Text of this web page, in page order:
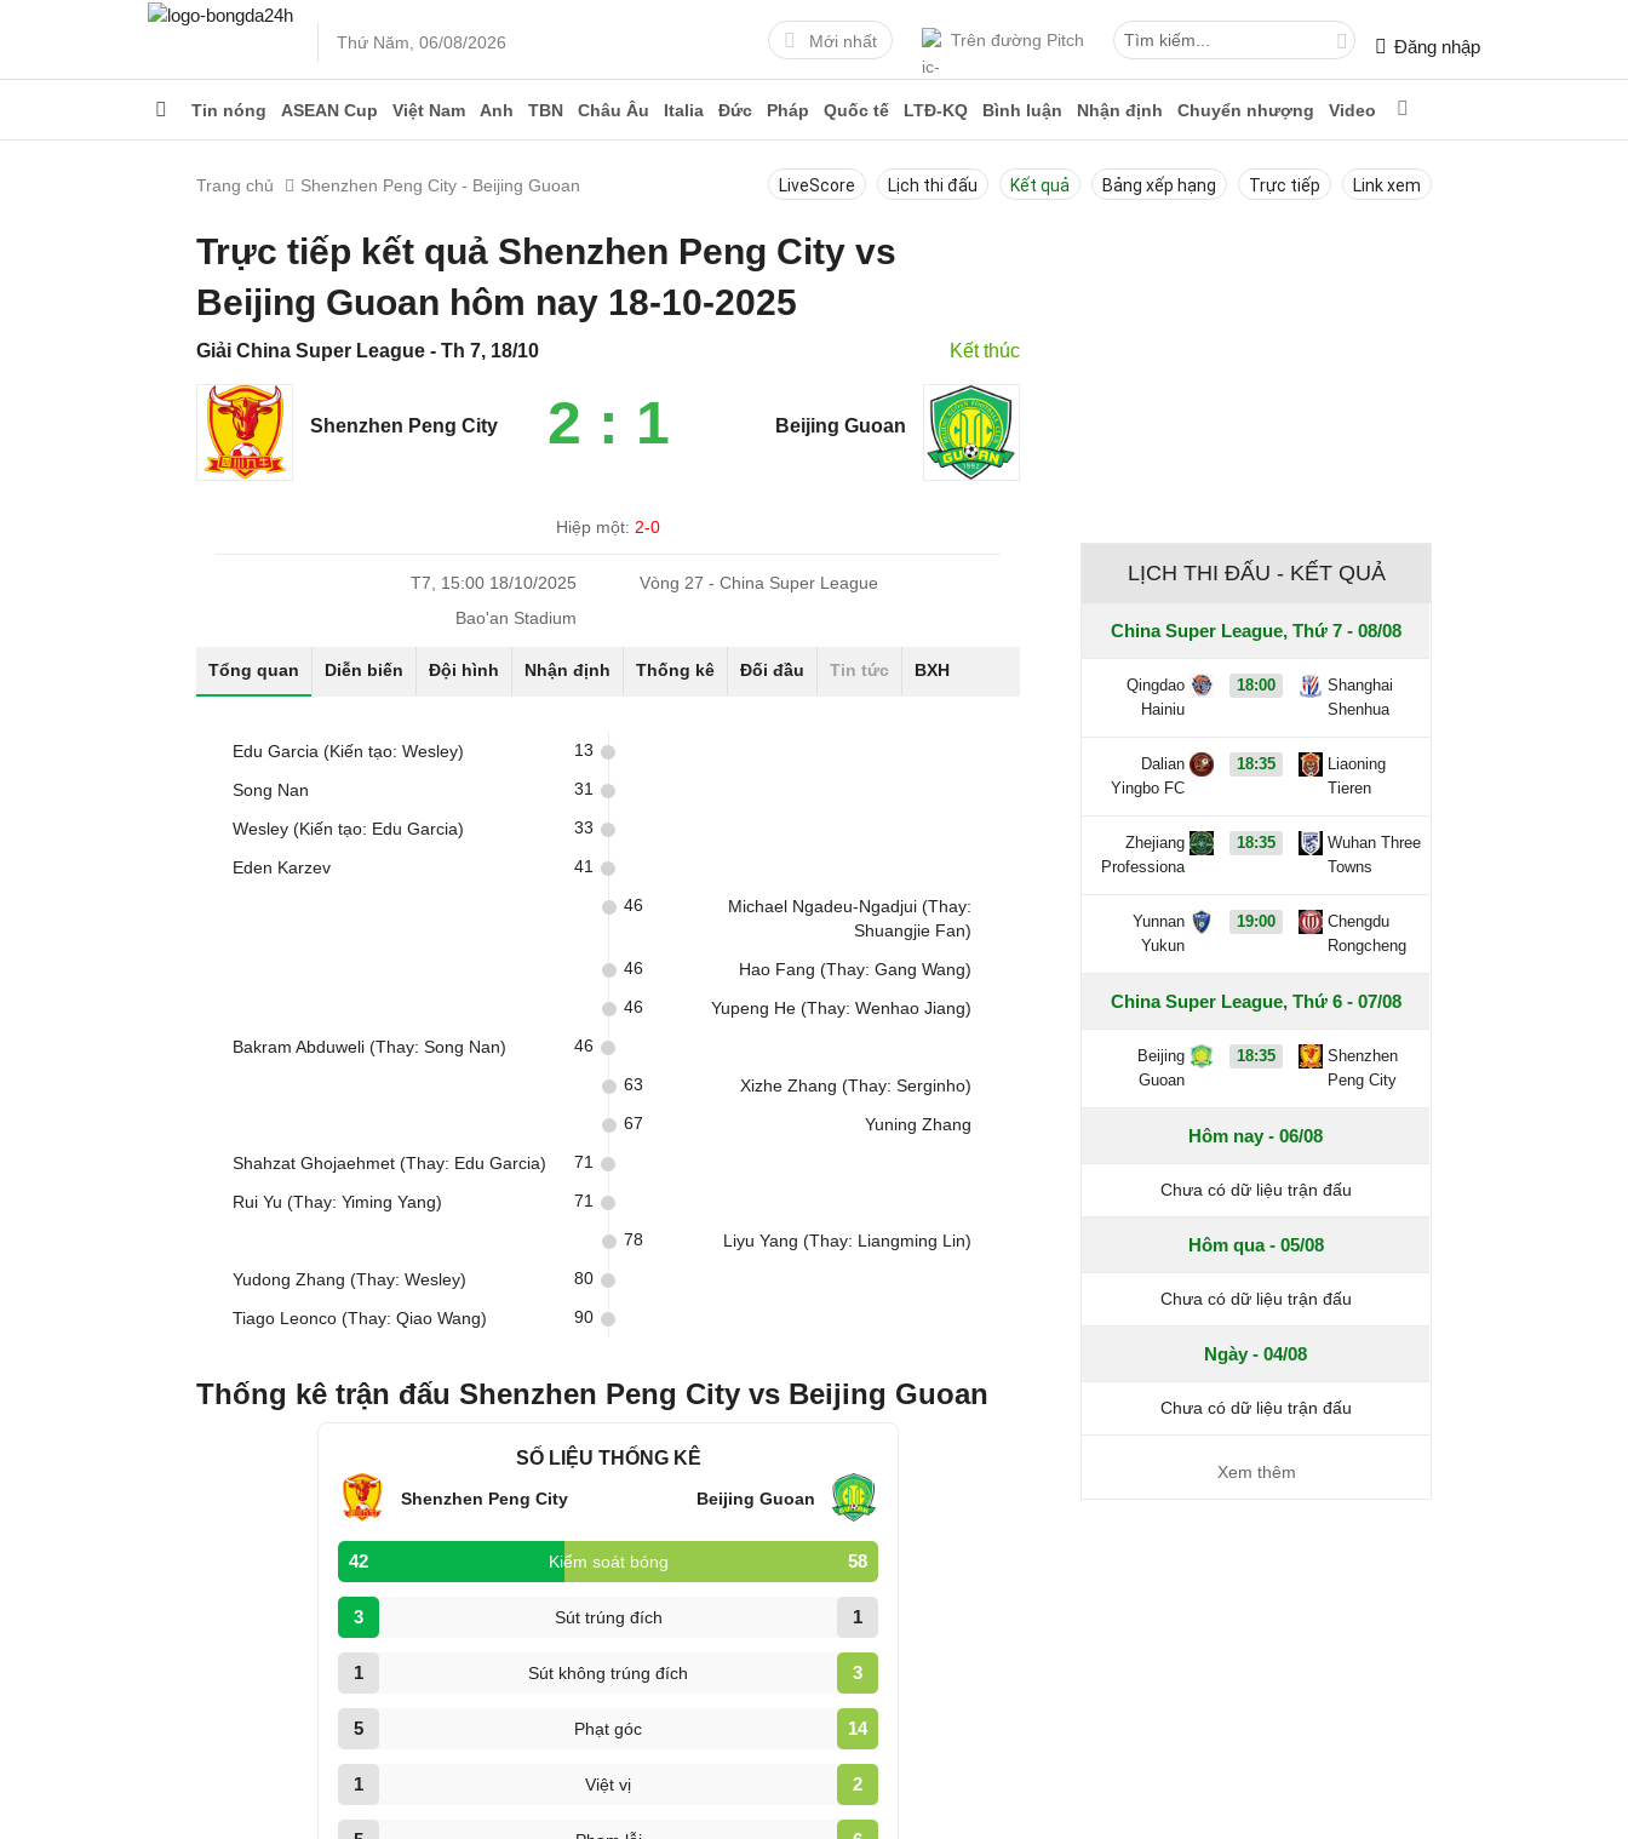
Thứ Năm, 06/08/2026 Mới nhất Trên đường Pitch Đăng nhập
Tin nóng ASEAN Cup Việt Nam Anh TBN Châu Âu Italia Đức Pháp Quốc tế LTĐ-KQ Bình luận Nhận định Chuyển nhượng Video
Trang chủ Shenzhen Peng City - Beijing Guoan LiveScore Lịch thi đấu Kết quả Bảng xếp hạng Trực tiếp Link xem
Trực tiếp kết quả Shenzhen Peng City vs
Beijing Guoan hôm nay 18-10-2025
Giải China Super League - Th 7, 18/10 Kết thúc
Shenzhen Peng City 2 : 1 Beijing Guoan
Hiệp một: 2-0
T7, 15:00 18/10/2025
Vòng 27 - China Super League
Bao'an Stadium
Tổng quan Diễn biến Đội hình Nhận định Thống kê Đối đầu Tin tức BXH
Edu Garcia (Kiến tạo: Wesley) 13
Song Nan 31
Wesley (Kiến tạo: Edu Garcia) 33
Eden Karzev 41
Michael Ngadeu-Ngadjui (Thay:
Shuangjie Fan)
46
Hao Fang (Thay: Gang Wang)
46
Yupeng He (Thay: Wenhao Jiang)
46
Bakram Abduweli (Thay: Song Nan) 46
Xizhe Zhang (Thay: Serginho)
63
Yuning Zhang
67
Shahzat Ghojaehmet (Thay: Edu Garcia) 71
Rui Yu (Thay: Yiming Yang) 71
Liyu Yang (Thay: Liangming Lin)
78
Yudong Zhang (Thay: Wesley) 80
Tiago Leonco (Thay: Qiao Wang) 90
Thống kê trận đấu Shenzhen Peng City vs Beijing Guoan
SỐ LIỆU THỐNG KÊ
Shenzhen Peng City Beijing Guoan
42 Kiểm soát bóng 58
3 Sút trúng đích 1
1 Sút không trúng đích 3
5 Phạt góc 14
1 Việt vị 2
LỊCH THI ĐẤU - KẾT QUẢ
China Super League, Thứ 7 - 08/08
Qingdao
Hainiu
18:00
Shanghai
Shenhua
Dalian
Yingbo FC
18:35
Liaoning
Tieren
Zhejiang
Professiona
18:35
Wuhan Three
Towns
Yunnan
Yukun
19:00
Chengdu
Rongcheng
China Super League, Thứ 6 - 07/08
Beijing
Guoan
18:35
Shenzhen
Peng City
Hôm nay - 06/08
Chưa có dữ liệu trận đấu
Hôm qua - 05/08
Chưa có dữ liệu trận đấu
Ngày - 04/08
Chưa có dữ liệu trận đấu
Xem thêm